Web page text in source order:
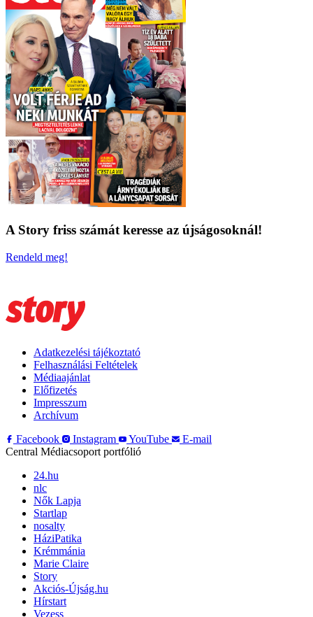
A Story friss számát keresse az újságosoknál!
Rendeld meg!
Adatkezelési tájékoztató
Felhasználási Feltételek
Médiaajánlat
Előfizetés
Impresszum
Archívum
Facebook
Instagram YouTube
E-mail
Central Médiacsoport portfólió
24.hu
nlc
Nők Lapja
Startlap
nosalty
HáziPatika
Krémmánia
Marie Claire
Story
Akciós-Újság.hu
Hírstart
Vezess